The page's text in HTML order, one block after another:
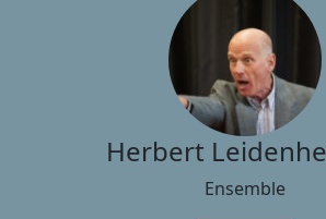
Herbert
Ensemble